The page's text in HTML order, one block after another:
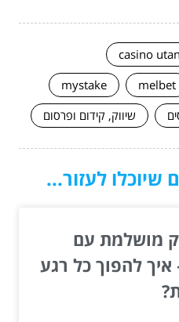
casino
melbet
mystake
שיווק, קידום ופרסום
לעזור...
מושלמת עם
איך להפוך כל רגע